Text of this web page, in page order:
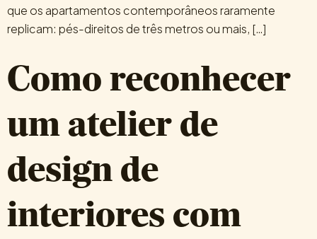
que os apartamentos contemporâneos raramente
replicam: pés-direitos de três metros ou mais, […]
Como reconhecer
um atelier de
design de
interiores com